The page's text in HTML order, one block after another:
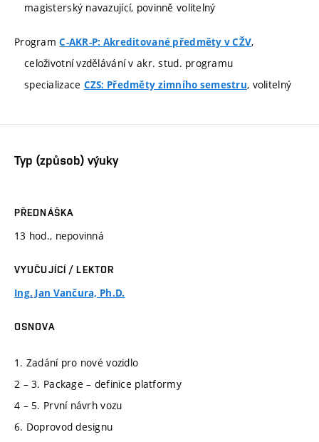
magisterský navazující, povinně volitelný
ProgramC-AKR-P: Akreditované předměty v CŽV,
celoživotní vzdělávání v akr. stud. programu
specializace CZS: Předměty zimního semestru, volitelný
Typ (způsob) výuky
PŘEDNÁŠKA
13 hod., nepovinná
VYUČUJÍCÍ / LEKTOR
Ing. Jan Vančura, Ph.D.
OSNOVA
1. Zadání pro nové vozidlo
2 – 3. Package – definice platformy
4 – 5. První návrh vozu
6. Doprovod designu